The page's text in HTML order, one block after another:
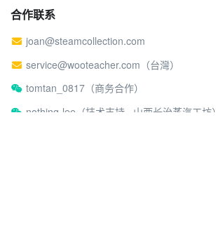
合作联系
joan@steamcollection.com
service@wooteacher.com（台灣）
tomtan_0817（商务合作）
nothing-lee（技术支持 · 山西长治蒸汽工坊）